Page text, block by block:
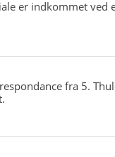
er indkommet ved
fra 5.